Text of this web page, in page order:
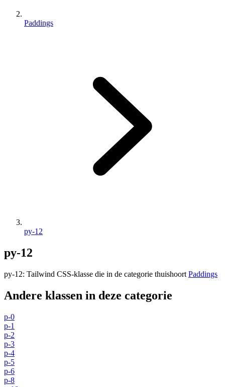
Paddings
py-12
py-12
py-12: Tailwind CSS-klasse die in de categorie thuishoort Paddings
Andere klassen in deze categorie
p-0
p-1
p-2
p-3
p-4
p-5
p-6
p-8